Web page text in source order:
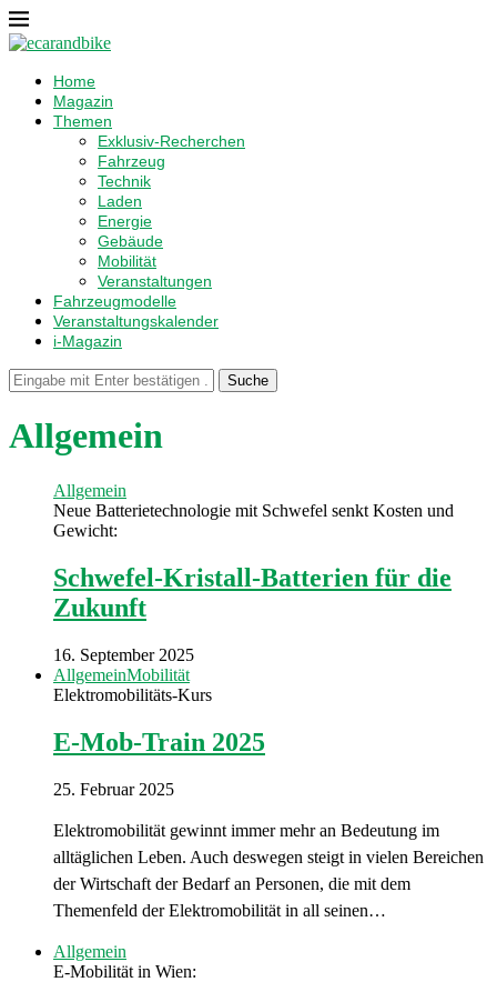
Home
Magazin
Themen
Exklusiv-Recherchen
Fahrzeug
Technik
Laden
Energie
Gebäude
Mobilität
Veranstaltungen
Fahrzeugmodelle
Veranstaltungskalender
i-Magazin
Suche
Allgemein
Allgemein
Neue Batterietechnologie mit Schwefel senkt Kosten und
Gewicht:
Schwefel-Kristall-Batterien für die
Zukunft
16. September 2025
AllgemeinMobilität
Elektromobilitäts-Kurs
E-Mob-Train 2025
25. Februar 2025
Elektromobilität gewinnt immer mehr an Bedeutung im
alltäglichen Leben. Auch deswegen steigt in vielen Bereichen
der Wirtschaft der Bedarf an Personen, die mit dem
Themenfeld der Elektromobilität in all seinen…
Allgemein
E-Mobilität in Wien: